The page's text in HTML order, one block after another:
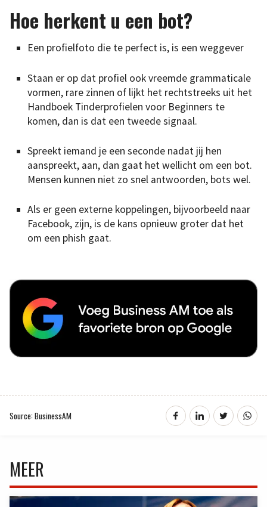
Hoe herkent u een bot?
Een profielfoto die te perfect is, is een weggever
Staan er op dat profiel ook vreemde grammaticale
vormen, rare zinnen of lijkt het rechtstreeks uit het
Handboek Tinderprofielen voor Beginners te
komen, dan is dat een tweede signaal.
Spreekt iemand je een seconde nadat jij hen
aanspreekt, aan, dan gaat het wellicht om een bot.
Mensen kunnen niet zo snel antwoorden, bots wel.
Als er geen externe koppelingen, bijvoorbeeld naar
Facebook, zijn, is de kans opnieuw groter dat het
om een phish gaat.
Source: BusinessAM
MEER